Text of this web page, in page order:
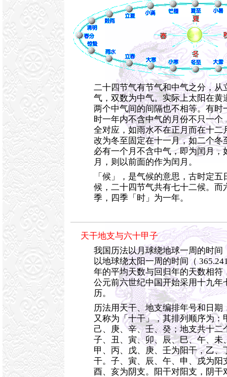
二十四节气有节气和中气之分，从
气，双数为中气。实际上太阳在黄
两个中气间的间隔也不相等。有时
时一年内不含中气的月份不只一个
全对应，如雨水不在正月而在十二
改为冬至固定在十一月，如二个冬
必有一个月不含中气，即为闰月，
月，则以前面的作为闰月。
「候」，是气候的意思，古时定
候，二十四节气共有七十二候。而
季，四季「时」为一年。
天干地支与六十甲子
我国历法以月球绕地球一周的时间
以地球绕太阳一周的时间（
年的平均天数与回归年的天数相符
公元前六世纪中国开始采用十九年
历。
历法用天干、地支编排年号和日期
又称为「十干」，其排列顺序为：
己、庚、辛、壬、癸；地支共十二
子、丑、寅、卯、辰、巳、午、未
甲、丙、戊、庚、壬为阳干，乙、
干。子、寅、辰、午、申、戌为阳
酉、亥为阴支。阳干对阳支，阴干